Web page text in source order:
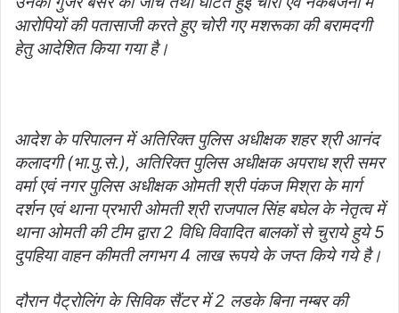
आरोपियों की पतासाजी करते हुए चोरी गए मशरूका की बरामदगी
हेतु आदेशित किया गया है।
आदेश के परिपालन में अतिरिक्त पुलिस अधीक्षक शहर श्री आनंद
कलादगी (भा.पु.से.), अतिरिक्त पुलिस अधीक्षक अपराध श्री समर
वर्मा एवं नगर पुलिस अधीक्षक ओमती श्री पंकज मिश्रा के मार्ग
दर्शन एवं थाना प्रभारी ओमती श्री राजपाल सिंह बघेल के नेतृत्व में
थाना ओमती की टीम द्वारा 2 विधि विवादित बालकों से चुराये हुये 5
दुपहिया वाहन कीमती लगभग 4 लाख रूपये के जप्त किये गये है।
दौरान पैट्रोलिंग के सिविक सैंटर में 2 लडके बिना नम्बर की